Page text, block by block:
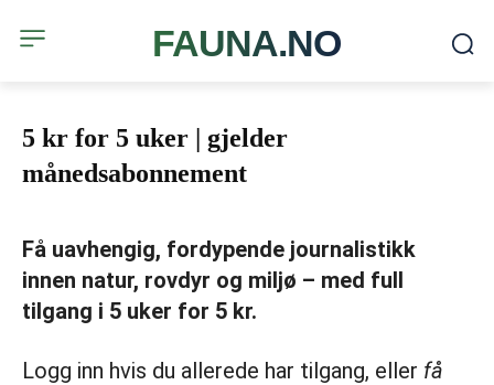
FAUNA.NO
5 kr for 5 uker | gjelder
månedsabonnement
Få uavhengig, fordypende journalistikk
innen natur, rovdyr og miljø – med full
tilgang i 5 uker for 5 kr.
Logg inn hvis du allerede har tilgang, eller få